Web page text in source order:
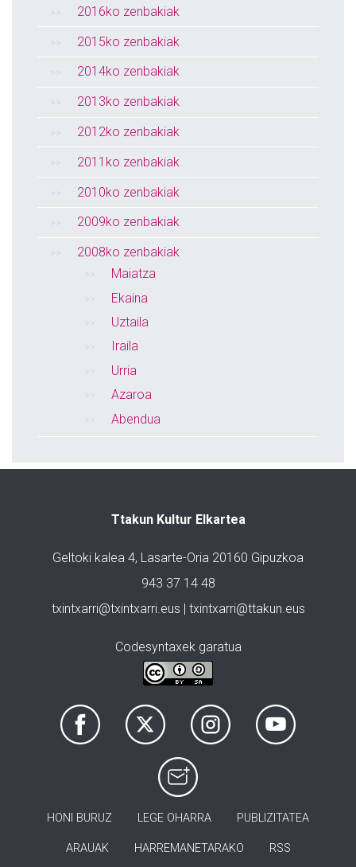
2016ko zenbakiak
2015ko zenbakiak
2014ko zenbakiak
2013ko zenbakiak
2012ko zenbakiak
2011ko zenbakiak
2010ko zenbakiak
2009ko zenbakiak
2008ko zenbakiak
Maiatza
Ekaina
Uztaila
Iraila
Urria
Azaroa
Abendua
Ttakun Kultur Elkartea
Geltoki kalea 4, Lasarte-Oria 20160 Gipuzkoa
943 37 14 48
txintxarri@txintxarri.eus | txintxarri@ttakun.eus
Codesyntaxek garatua
HONI BURUZ LEGE OHARRA PUBLIZITATEA
ARAUAK HARREMANETARAKO RSS